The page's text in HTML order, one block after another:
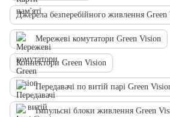
Джерела безперебійного живлення Green
Мережеві комутатори Green Vision
Коннектори Green Vision
Передавачі по витій парі Green
Імпульсні блоки живлення Green